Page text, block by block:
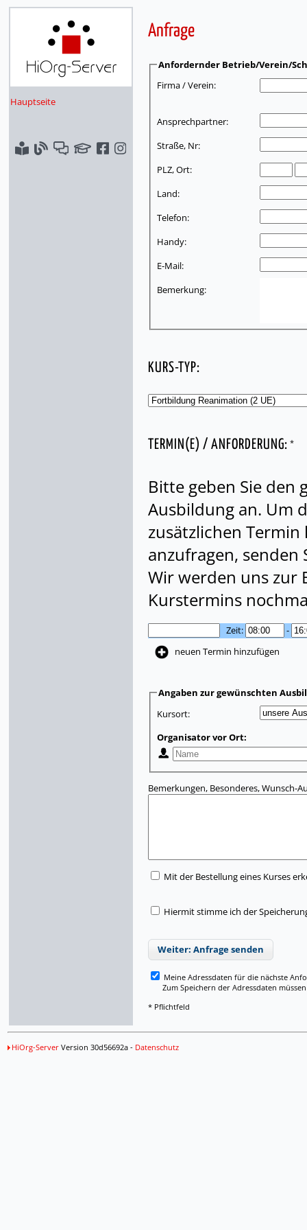
Hauptseite
Anfrage
Anfordernder Betrieb/Verein/
Firma / Verein:
Ansprechpartner:
Straße, Nr:
PLZ, Ort:
Land:
Telefon:
Handy:
E-Mail:
Bemerkung:
KURS-TYP:
TERMIN(E) / ANFORDERUNG: *
Bitte geben Sie den
Ausbildung an. Um
zusätzlichen
anzufragen, senden
Wir werden uns zur
Kurstermins
Zeit:
-
neuen Termin hinzufügen
Angaben zur gewünschten
Kursort:
Organisator vor Ort:
Bemerkungen, Besonderes, Wunsch-
Mit der Bestellung eines Kurses
Hiermit stimme ich der
Weiter: Anfrage senden
Meine Adressdaten für die nächste
Zum Speichern der Adressdaten müssen
* Pflichtfeld
HiOrg-ServerVersion 30d56692a - Datenschutz